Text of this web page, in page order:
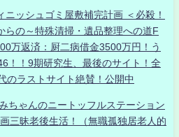
ニッシュゴミ屋敷補完計画 ＜必殺！
らの～特殊清掃・遺品整理への道F
万返済：厨二病借金3500万円！う
！！9期研究生、最後のサイト！全
のラストサイト絶賛！公開中
ちゃんのニートッフルステーション
三昧老後生活！（無職孤独居老人的